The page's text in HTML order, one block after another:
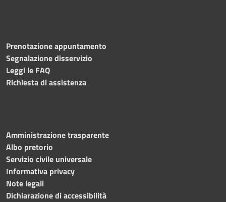
Prenotazione appuntamento
Segnalazione disservizio
Leggi le FAQ
Richiesta di assistenza
Amministrazione trasparente
Albo pretorio
Servizio civile universale
Informativa privacy
Note legali
Dichiarazione di accessibilità